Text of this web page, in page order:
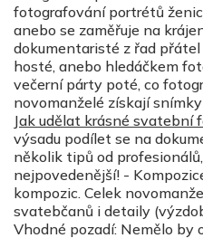
fotografování portrétů
anebo se zaměřuje na
dokumentaristé z řad
hosté, anebo hledáčkem
večerní párty poté, co
novomanželé získají
Jak udělat krásné svatební
výsadu podílet se na
několik tipů od
nejpovedenější! -
kompozic. Celek
svatebčanů i detaily
Vhodné pozadí: Nemělo by